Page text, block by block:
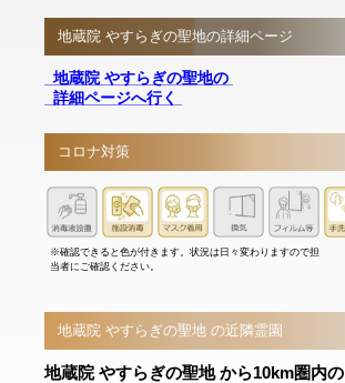
地蔵院 やすらぎの聖地の詳細ページ
地蔵院 やすらぎの聖地の
詳細ページへ行く
コロナ対策
※確認できると色が付きます。状況は日々変わりますので担
当者にご確認ください。
地蔵院 やすらぎの聖地 の近隣霊園
地蔵院 やすらぎの聖地 から10km圏内の